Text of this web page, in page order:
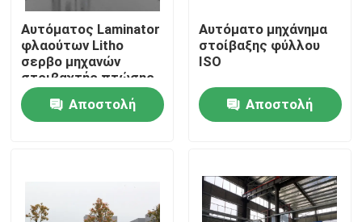
Σπίτι
Προϊόντα
Αυτόματος Laminator
φλαούτων Litho
σερβο μηχανών
στοιβαχτής πτώσης
κτυπήματος μηχανών
Αποστολή
Αυτόματο μηχάνημα
στοίβαξης φύλλου
ISO
Αποστολή